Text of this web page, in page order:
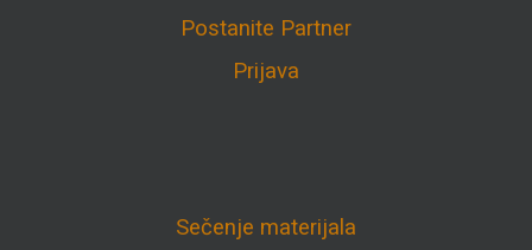
Postanite Partner
Prijava
Sečenje materijala